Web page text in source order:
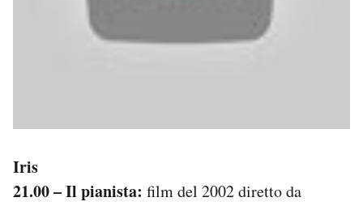
Iris
21.00 – Il pianista: film del 2002 diretto da